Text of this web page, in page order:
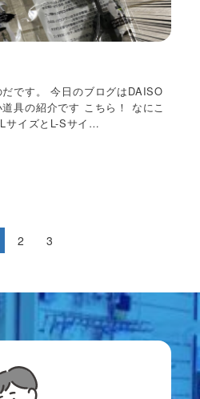
です。 今日のブログはDAISO
具の紹介です こちら！ なにこ
サイズとL-Sサイ…
2 3